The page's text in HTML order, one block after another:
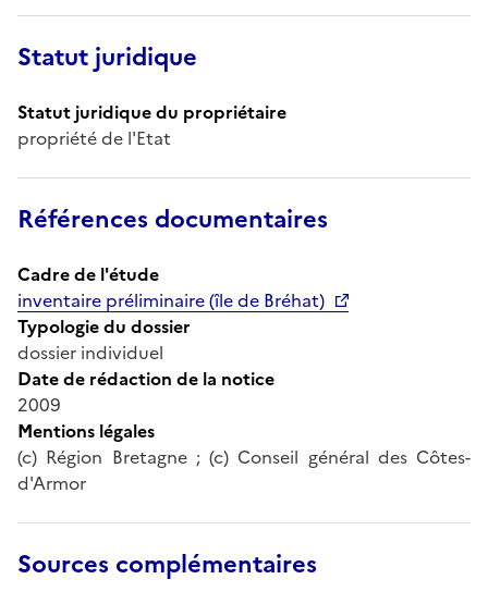
Statut juridique
Statut juridique du propriétaire
propriété de l'Etat
Références documentaires
Cadre de l'étude
inventaire préliminaire (île de Bréhat)
Typologie du dossier
dossier individuel
Date de rédaction de la notice
2009
Mentions légales
(c) Région Bretagne ; (c) Conseil général des Côtes-
d'Armor
Sources complémentaires